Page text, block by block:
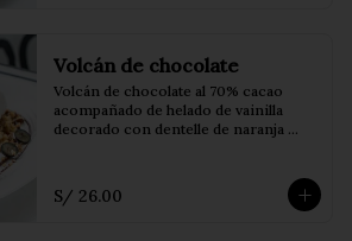
Volcán de chocolate
Volcán de chocolate al 70% cacao
acompañado de helado de vainilla
decorado con dentelle de naranja
S/ 26.00